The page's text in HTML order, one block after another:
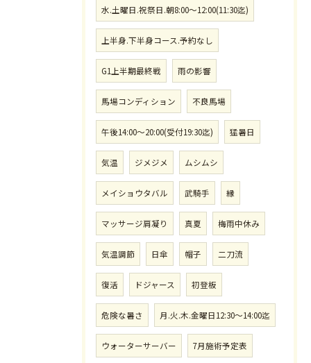
水.土曜日.祝祭日.朝8:00〜12:00(11:30迄)
上半身.下半身コース.予約なし
G1上半期最終戦 雨の影響
馬場コンディション 不良馬場
午後14:00〜20:00(受付19:30迄) 猛暑日
気温 ジメジメ ムシムシ
メイショウタバル 武騎手 縁
マッサージ肩凝り 真夏 梅雨中休み
気温調節 日傘 帽子 二刀流
復活 ドジャース 初登板
危険な暑さ 月.火.木.金曜日12:30〜14:00迄
ウォーターサーバー 7月施術予定表